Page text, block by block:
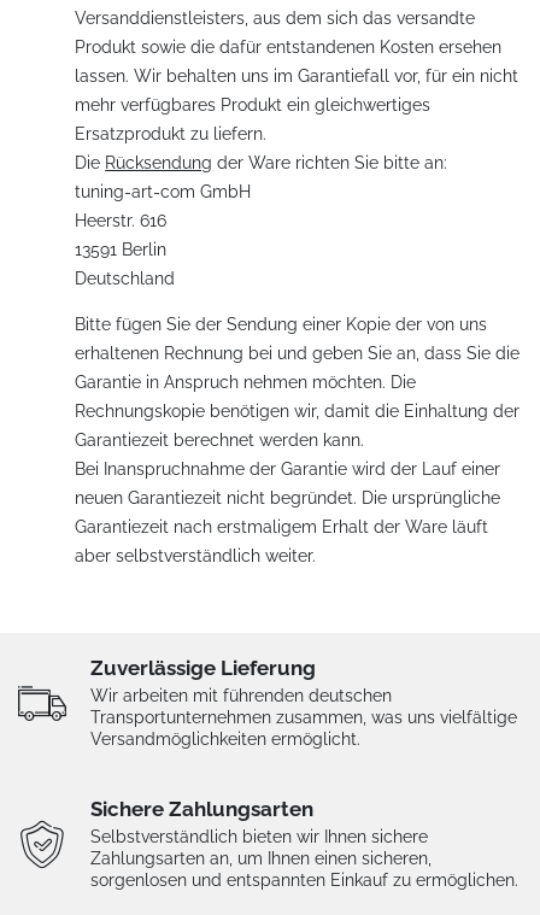
Versanddienstleisters, aus dem sich das versandte
Produkt sowie die dafür entstandenen Kosten ersehen
lassen. Wir behalten uns im Garantiefall vor, für ein nicht
mehr verfügbares Produkt ein gleichwertiges
Ersatzprodukt zu liefern.
Die Rücksendung der Ware richten Sie bitte an:
tuning-art-com GmbH
Heerstr. 616
13591 Berlin
Deutschland
Bitte fügen Sie der Sendung einer Kopie der von uns
erhaltenen Rechnung bei und geben Sie an, dass Sie die
Garantie in Anspruch nehmen möchten. Die
Rechnungskopie benötigen wir, damit die Einhaltung der
Garantiezeit berechnet werden kann.
Bei Inanspruchnahme der Garantie wird der Lauf einer
neuen Garantiezeit nicht begründet. Die ursprüngliche
Garantiezeit nach erstmaligem Erhalt der Ware läuft
aber selbstverständlich weiter.
Zuverlässige Lieferung
Wir arbeiten mit führenden deutschen
Transportunternehmen zusammen, was uns vielfältige
Versandmöglichkeiten ermöglicht.
Sichere Zahlungsarten
Selbstverständlich bieten wir Ihnen sichere
Zahlungsarten an, um Ihnen einen sicheren,
sorgenlosen und entspannten Einkauf zu ermöglichen.